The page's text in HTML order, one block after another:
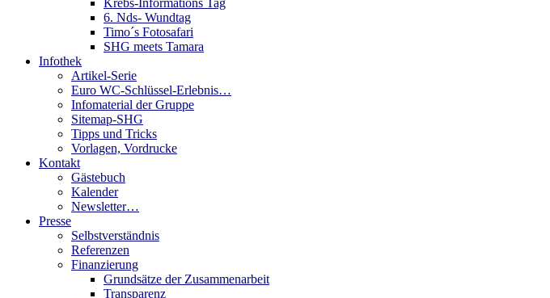
6. Nds- Wundtag
Timo´s Fotosafari
SHG meets Tamara
Infothek
Artikel-Serie
Euro WC-Schlüssel-Erlebnis…
Infomaterial der Gruppe
Sitemap-SHG
Tipps und Tricks
Vorlagen, Vordrucke
Kontakt
Gästebuch
Kalender
Newsletter…
Presse
Selbstverständnis
Referenzen
Finanzierung
Grundsätze der Zusammenarbeit
Transparenz